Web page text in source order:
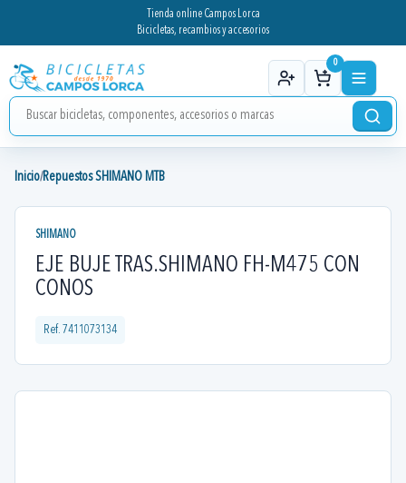
Tienda online Campos Lorca
Bicicletas, recambios y accesorios
0
Inicio/Repuestos SHIMANO MTB
SHIMANO
EJE BUJE TRAS.SHIMANO FH-M475 CON
CONOS
Ref. 7411073134